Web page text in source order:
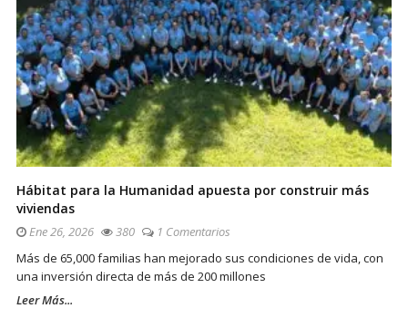
Hábitat para la Humanidad apuesta por construir más
viviendas
Ene 26, 2026 380
1 Comentarios
Más de 65,000 familias han mejorado sus condiciones de vida, con
una inversión directa de más de 200 millones
Leer Más...